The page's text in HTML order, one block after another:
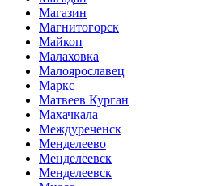
Магазин
Магнитогорск
Майкоп
Малаховка
Малоярославец
Маркс
Матвеев Курган
Махачкала
Междуреченск
Менделеево
Менделеевск
Менделеевск